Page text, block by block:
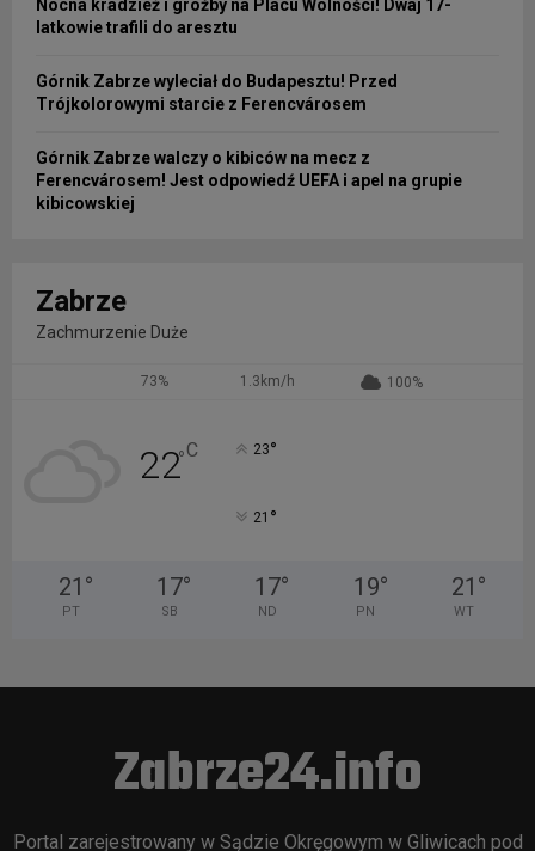
Nocna kradzież i groźby na Placu Wolności! Dwaj 17-
latkowie trafili do aresztu
Górnik Zabrze wyleciał do Budapesztu! Przed
Trójkolorowymi starcie z Ferencvárosem
Górnik Zabrze walczy o kibiców na mecz z
Ferencvárosem! Jest odpowiedź UEFA i apel na grupie
kibicowskiej
Zabrze
Zachmurzenie Duże
73% 1.3km/h 100%
22°C 23°
21 °
21 °
PT
17°
SB
17°
ND
19°
PN
21 °
WT
Zabrze24.info
Portal zarejestrowany w Sądzie Okręgowym w Gliwicach pod